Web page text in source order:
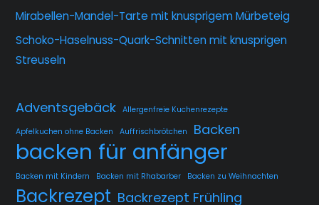
Mirabellen-Mandel-Tarte mit knusprigem Mürbeteig
Schoko-Haselnuss-Quark-Schnitten mit knusprigen
Streuseln
Adventsgebäck Allergenfreie Kuchenrezepte
Apfelkuchen ohne Backen Auffrischbrötchen Backen
backen für anfänger
Backen mit Kindern Backen mit Rhabarber Backen zu Weihnachten
Backrezept Backrezept Frühling